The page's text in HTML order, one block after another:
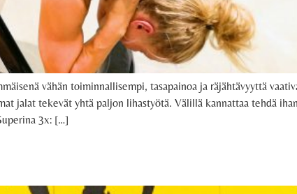
vähän toiminnallisempi, tasapainoa ja räjähtävyyttä
jalat tekevät yhtä paljon lihastyötä. Välillä kannattaa tehdä
3x: […]